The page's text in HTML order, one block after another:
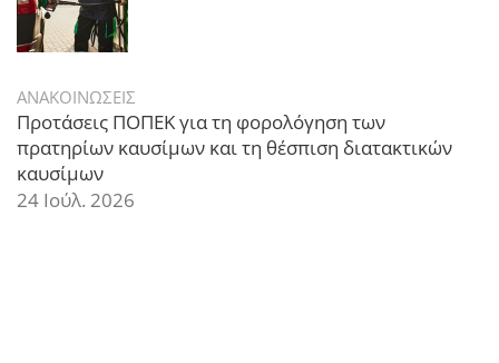
ΑΝΑΚΟΙΝΩΣΕΙΣ
Προτάσεις ΠΟΠΕΚ για τη φορολόγηση των
πρατηρίων καυσίμων και τη θέσπιση διατακτικών
καυσίμων
24 Ιούλ. 2026